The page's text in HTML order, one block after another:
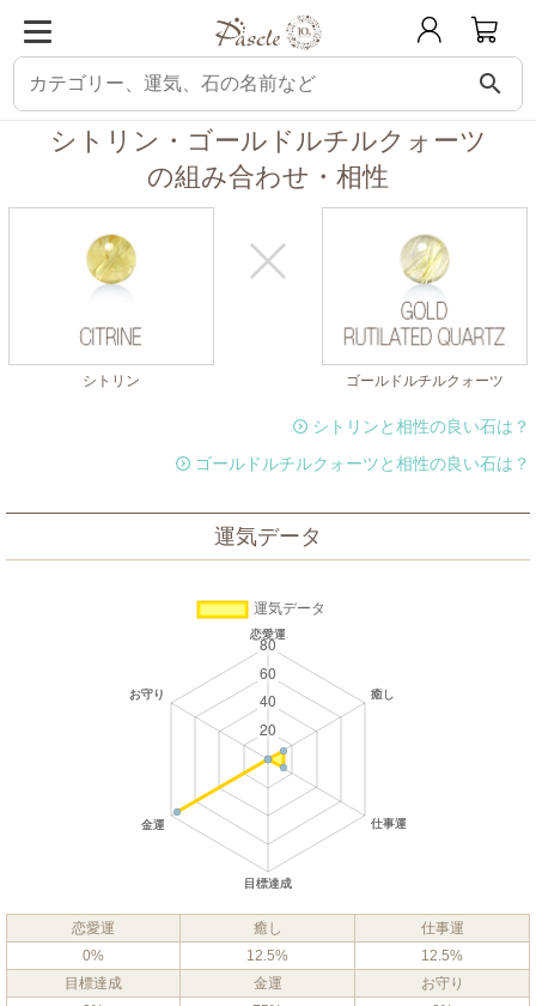
search
パスクル 組み合わせ・相性チェック シトリンと相性の良い石 シトリン
シトリン・ゴールドルチルクォーツ
の組み合わせ・相性
シトリン ゴールドルチルクォーツ
シトリンと相性の良い石は？
ゴールドルチルクォーツと相性の良い石は？
運気データ
恋愛運 癒し
仕事運
0%
12.5%
12.5%
目標達成
金運
お守り